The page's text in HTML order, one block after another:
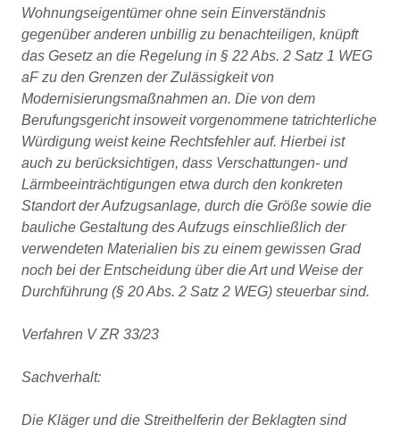
Wohnungseigentümer ohne sein Einverständnis
gegenüber anderen unbillig zu benachteiligen, knüpft
das Gesetz an die Regelung in § 22 Abs. 2 Satz 1 WEG
aF zu den Grenzen der Zulässigkeit von
Modernisierungsmaßnahmen an. Die von dem
Berufungsgericht insoweit vorgenommene tatrichterliche
Würdigung weist keine Rechtsfehler auf. Hierbei ist
auch zu berücksichtigen, dass Verschattungen- und
Lärmbeeinträchtigungen etwa durch den konkreten
Standort der Aufzugsanlage, durch die Größe sowie die
bauliche Gestaltung des Aufzugs einschließlich der
verwendeten Materialien bis zu einem gewissen Grad
noch bei der Entscheidung über die Art und Weise der
Durchführung (§ 20 Abs. 2 Satz 2 WEG) steuerbar sind.
Verfahren V ZR 33/23
Sachverhalt:
Die Kläger und die Streithelferin der Beklagten sind